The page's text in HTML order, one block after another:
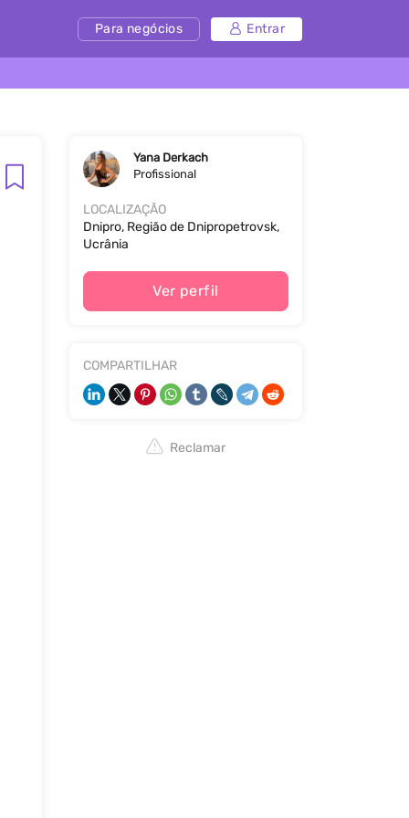
Para negócios Entrar
Yana Derkach
Profissional
LOCALIZAÇÃO
Dnipro, Região de Dnipropetrovsk,
Ucrânia
Ver perfil
COMPARTILHAR
Reclamar